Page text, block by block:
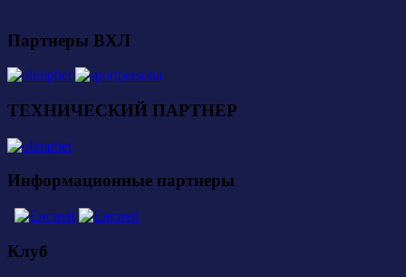
Партнеры ВХЛ
ТЕХНИЧЕСКИЙ ПАРТНЕР
Информационные партнеры
Клуб